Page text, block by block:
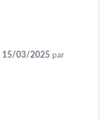
15/03/2025 par